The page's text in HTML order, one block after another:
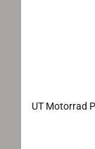
UT Motorrad